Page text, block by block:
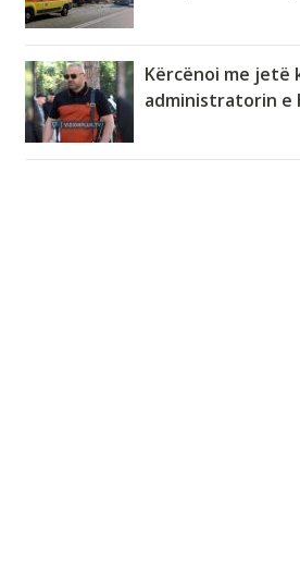
Kërcënoi me jetë
administratorin e